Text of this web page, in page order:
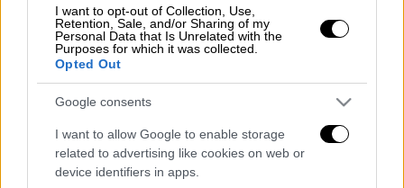
I want to opt-out of Collection, Use,
Retention, Sale, and/or Sharing of my
Personal Data that Is Unrelated with the
Purposes for which it was collected.
Opted Out
Google consents
I want to allow Google to enable storage
related to advertising like cookies on web or
device identifiers in apps.
Διαβάστε ακόμη
Δημιούργησαν με AI νέους ιούς μέσα σε
κλόουν μαχαίρωσε μέχρι θανάτου
ηλικιωμένο - Τον κατέγραψε κάμερα